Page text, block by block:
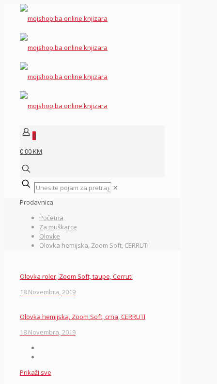
0
0.00 KM
✕
Prodavnica
Početna
Za muškarce
Olovke
Olovka hemijska, Zoom Soft, CERRUTI
Olovka roler, Zoom Soft, taupe, Cerruti
18 Novembra, 2019
Olovka hemijska, Zoom Soft, crna, CERRUTI
18 Novembra, 2019
Prikaži sve